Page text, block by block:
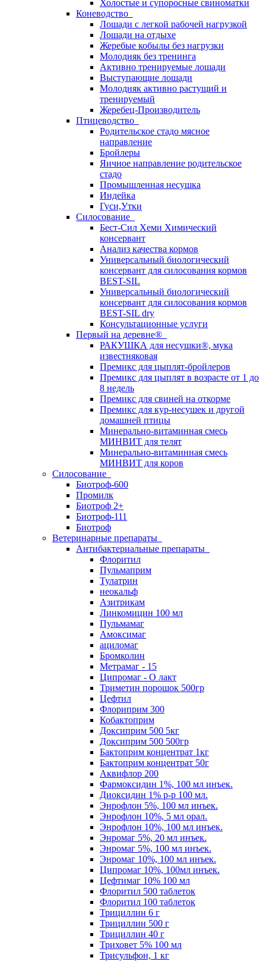
Холостые и супоросные свиноматки
Коневодство
Лошади с легкой рабочей нагрузкой
Лошади на отдыхе
Жеребые кобылы без нагрузки
Молодняк без тренинга
Активно тренируемые лошади
Выступающие лошади
Молодняк активно растущий и
тренируемый
Жеребец-Производитель
Птицеводство
Родительское стадо мясное
направление
Бройлеры
Яичное направление родительское
стадо
Промышленная несушка
Индейка
Гуси,Утки
Силосование
Бест-Сил Хеми Химический
консервант
Анализ качества кормов
Универсальный биологический
консервант для силосования кормов
BEST-SIL
Универсальный биологический
консервант для силосования кормов
BEST-SIL dry
Консультационные услуги
Первый на деревне®
РАКУШКА для несушки®, мука
известняковая
Премикс для цыплят-бройлеров
Премикс для цыплят в возрасте от 1 до
8 недель
Премикс для свиней на откорме
Премикс для кур-несушек и другой
домашней птицы
Минерально-витаминная смесь
МИНВИТ для телят
Минерально-витаминная смесь
МИНВИТ для коров
Силосование
Биотроф-600
Промилк
Биотроф 2+
Биотроф-111
Биотроф
Ветеринарные препараты
Антибактериальные препараты
Флоритил
Пульмаприм
Тулатрин
неокальф
Азитрикам
Линкомицин 100 мл
Пульмамаг
Амоксимаг
ациломаг
Бромколин
Метрамаг - 15
Ципромаг - О лакт
Триметин порошок 500гр
Цефтил
Флориприм 300
Кобактоприм
Доксиприм 500 5кг
Доксиприм 500 500гр
Бактоприм концентрат 1кг
Бактоприм концентрат 50г
Аквифлор 200
Фармоксидин 1%, 100 мл инъек.
Диоксидин 1% р-р 100 мл.
Энрофлон 5%, 100 мл инъек.
Энрофлон 10%, 5 мл орал.
Энрофлон 10%, 100 мл инъек.
Энромаг 5%, 20 мл инъек.
Энромаг 5%, 100 мл инъек.
Энромаг 10%, 100 мл инъек.
Ципромаг 10%, 100мл инъек.
Цефтимаг 10% 100 мл
Флоритил 500 таблеток
Флоритил 100 таблеток
Трициллин 6 г
Трициллин 500 г
Трициллин 40 г
Триховет 5% 100 мл
Трисульфон, 1 кг